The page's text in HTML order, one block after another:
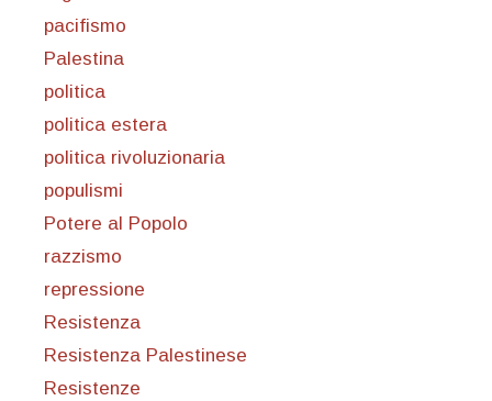
pacifismo
Palestina
politica
politica estera
politica rivoluzionaria
populismi
Potere al Popolo
razzismo
repressione
Resistenza
Resistenza Palestinese
Resistenze